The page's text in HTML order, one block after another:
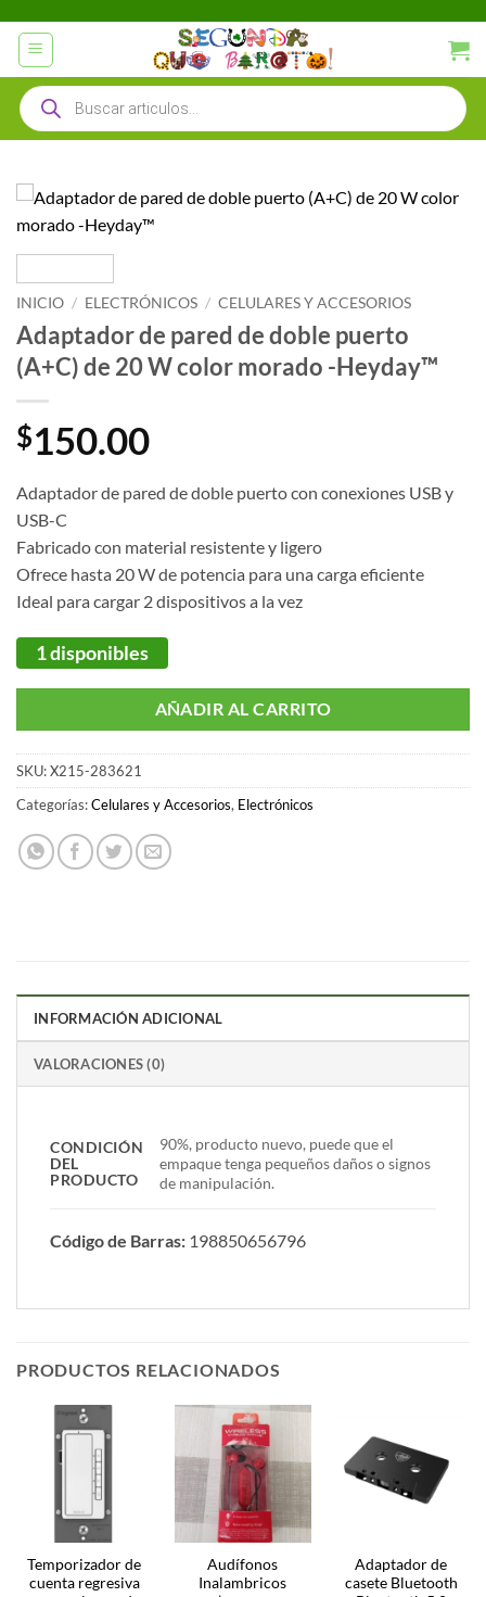
contenido
Búsqueda
de
productos
INICIO / ELECTRÓNICOS / CELULARES Y ACCESORIOS
Adaptador de pared de doble puerto
(A+C) de 20 W color morado -Heyday™
$150.00
Adaptador de pared de doble puerto con conexiones USB y
USB-C
Fabricado con material resistente y ligero
Ofrece hasta 20 W de potencia para una carga eficiente
Ideal para cargar 2 dispositivos a la vez
1 disponibles
AÑADIR AL CARRITO
SKU:X215-283621
Categorías:Celulares y Accesorios, Electrónicos
INFORMACIÓN ADICIONAL
VALORACIONES (0)
CONDICIÓN
DEL
PRODUCTO
90%, producto nuevo, puede que el
empaque tenga pequeños daños o signos
de manipulación.
Código de Barras: 198850656796
PRODUCTOS RELACIONADOS
Temporizador de
cuenta regresiva
Audífonos
Inalambricos
Adaptador de
casete Bluetooth